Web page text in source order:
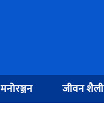
मनोरञ्जन जीवन शैली